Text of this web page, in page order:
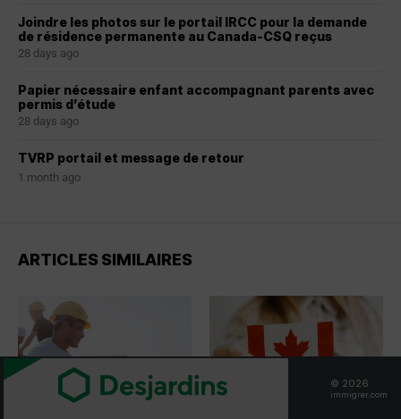
Joindre les photos sur le portail IRCC pour la demande
de résidence permanente au Canada-CSQ reçus
28 days ago
Papier nécessaire enfant accompagnant parents avec
permis d’étude
28 days ago
TVRP portail et message de retour
1 month ago
ARTICLES SIMILAIRES
© 2026
immigrer.com